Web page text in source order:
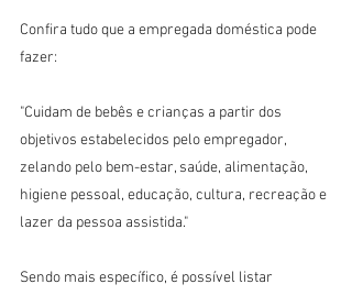
Confira tudo que a empregada doméstica pode
fazer:
"Cuidam de bebês e crianças a partir dos
objetivos estabelecidos pelo empregador,
zelando pelo bem-estar, saúde, alimentação,
higiene pessoal, educação, cultura, recreação e
lazer da pessoa assistida."
Sendo mais específico, é possível listar